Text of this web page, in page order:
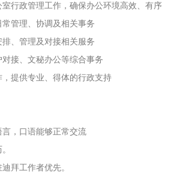
行政管理工作，确保办公环境高效、有序
管理、协调及相关事务
、管理及对接相关服务
接、文秘办公等综合事务
提供专业、得体的行政支持
，口语能够正常交流
拜工作者优先。